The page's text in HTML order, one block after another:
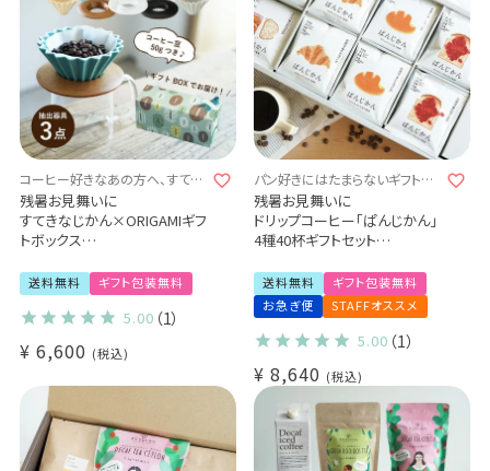
コーヒー好きなあの方へ、すてき
なコーヒー器具を贈りませんか。
残暑お見舞いに
すてきなじかん×ORIGAMIギフ
トボックス
ー 6種
選べる！専用ホルダー 3種
コーヒー抽出器具3点セット（1
Kalita コーヒーサーバー
コーヒー豆（中挽き）のおまけ
つき
誕生日 プレゼント
送料無料 ギフト包装無料
5.00 （1）
¥ 6,600 税込
パン好きにはたまらないギフトセ
ット♪
残暑お見舞いに
ドリップコーヒー「ぱんじかん」
4種40杯ギフトセット
(sdc)
送料無料
ギフト包装無料
お急ぎ便
STAFFオススメ
5.00 （1）
¥ 8,640 税込